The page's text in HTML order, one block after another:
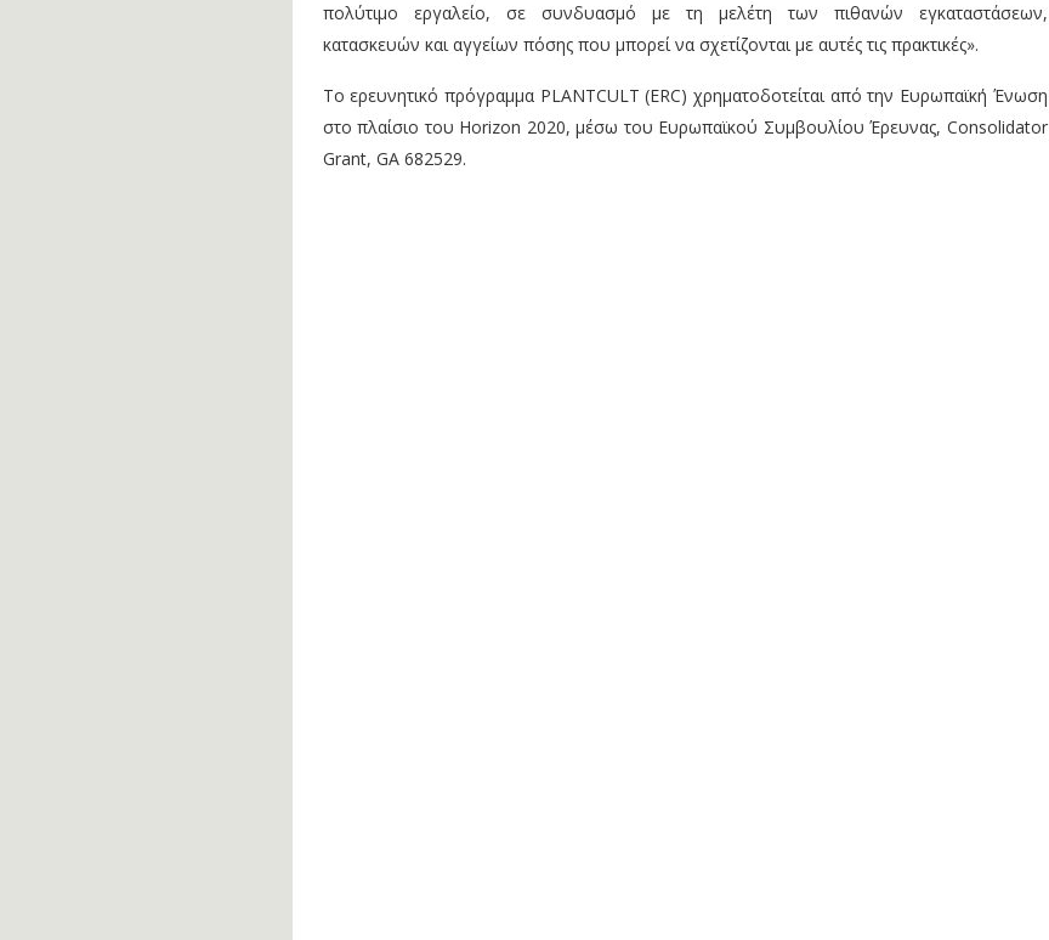
πολύτιμο εργαλείο, σε συνδυασμό με τη μελέτη των πιθανών εγκαταστάσεων,
κατασκευών και αγγείων πόσης που μπορεί να σχετίζονται με αυτές τις πρακτικές».
Το ερευνητικό πρόγραμμα PLANTCULT (ERC) χρηματοδοτείται από την Ευρωπαϊκή Ένωση
στο πλαίσιο του Horizon 2020, μέσω του Ευρωπαϊκού Συμβουλίου Έρευνας, Consolidator
Grant, GA 682529.